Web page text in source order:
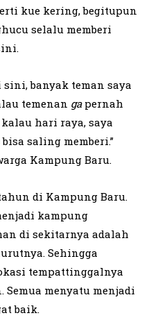
kue kering, begitupun
selalu memberi
sini, banyak teman saya
temenan gapernah
hari raya, saya
saling memberi.”
Kampung Baru.
di Kampung Baru.
kampung
di sekitarnya adalah
Sehingga
tempattinggalnya
Semua menyatu menjadi
baik.